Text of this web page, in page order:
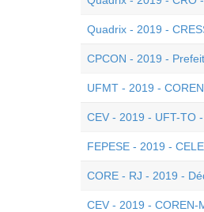
Quadrix - 2019 -
CPCON - 2019 -
UFMT - 2019 -
CEV - 2019 - UFT-TO
FEPESE - 2019 -
CORE - RJ - 2019 -
CEV - 2019 - COREN-